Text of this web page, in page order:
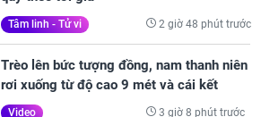
Tâm linh - Tử vi 2 giờ 48 phút trước
Trèo lên bức tượng đồng, nam thanh niên
rơi xuống từ độ cao 9 mét và cái kết
Video 3 giờ 8 phút trước